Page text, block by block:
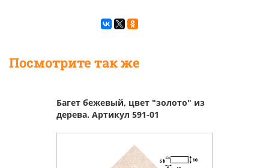
Посмотрите так же
Багет бежевый, цвет "золото" из
дерева. Артикул 591-01